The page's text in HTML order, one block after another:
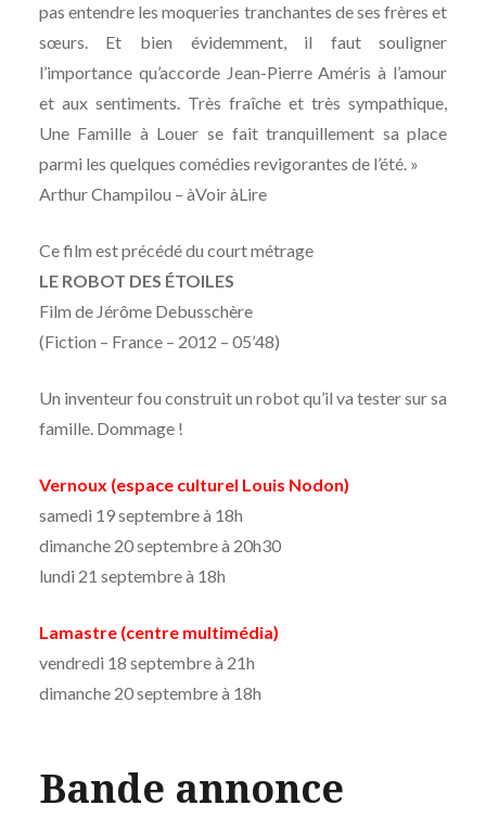
pas entendre les moqueries tranchantes de ses frères et
sœurs. Et bien évidemment, il faut souligner
l’importance qu’accorde Jean-Pierre Améris à l’amour
et aux sentiments. Très fraîche et très sympathique,
Une Famille à Louer se fait tranquillement sa place
parmi les quelques comédies revigorantes de l’été. »
Arthur Champilou – àVoir àLire
Ce film est précédé du court métrage
LE ROBOT DES ÉTOILES
Film de Jérôme Debusschère
(Fiction – France – 2012 – 05’48)
Un inventeur fou construit un robot qu’il va tester sur sa
famille. Dommage !
Vernoux (espace culturel Louis Nodon)
samedi 19 septembre à 18h
dimanche 20 septembre à 20h30
lundi 21 septembre à 18h
Lamastre (centre multimédia)
vendredi 18 septembre à 21h
dimanche 20 septembre à 18h
Bande annonce